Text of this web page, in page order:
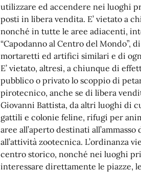
utilizzare ed accendere nei luoghi
posti in libera vendita. E’ vietato a
nonché in tutte le aree adiacenti,
“Capodanno al Centro del Mondo”,
mortaretti ed artifici similari e di
E’ vietato, altresì, a chiunque di
pubblico o privato lo scoppio di
pirotecnico, anche se di libera
Giovanni Battista, da altri luoghi di
gattili e colonie feline, rifugi per
aree all’aperto destinati
all’attività zootecnica. L’ordinanza
centro storico, nonché nei luoghi
interessare direttamente le piazze,